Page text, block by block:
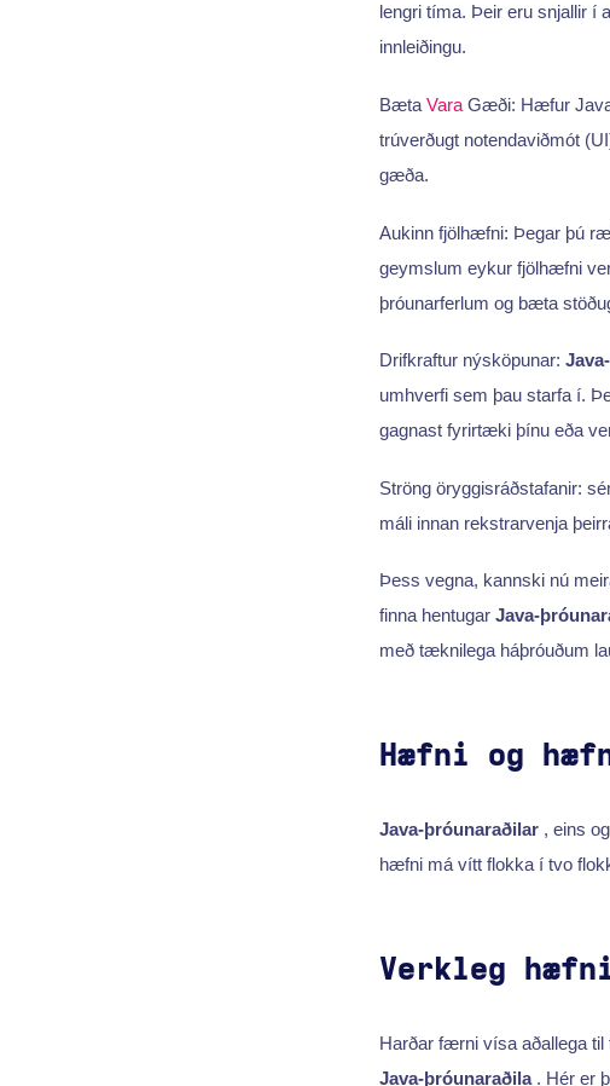
lengri tíma. Þeir eru snjallir í
innleiðingu.
Bæta VaraGæði: Hæfur
trúverðugt notendaviðmót
gæða.
Aukinn fjölhæfni: Þegar þú
geymslum eykur fjölhæfni
þróunarferlum og bæta
Drifkraftur nýsköpunar:
umhverfi sem þau starfa í.
gagnast fyrirtæki þínu eða
Ströng öryggisráðstafanir:
máli innan rekstrarvenja
Þess vegna, kannski nú
finna hentugar Java-
með tæknilega háþróuðum
Hæfni og
Java-þróunaraðilar , eins
hæfni má vítt flokka í tvo
Verkleg
Harðar færni vísa aðallega
Java-þróunaraðila . Hér er